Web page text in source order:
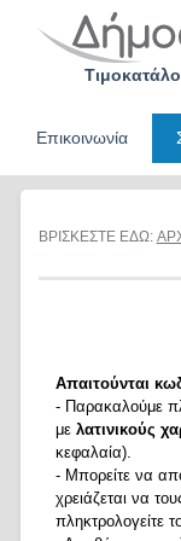
Επικοινωνία
ΒΡΙΣΚΕΣΤΕ ΕΔΩ:
Απαιτούνται
- Παρακαλούμε
με λατινικούς
κεφαλαία).
- Μπορείτε να
χρειάζεται να
πληκτρολογείτε